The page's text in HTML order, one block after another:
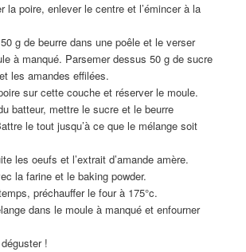
la poire, enlever le centre et l’émincer à la
g de beurre dans une poêle et le verser
à manqué. Parsemer dessus 50 g de sucre
les amandes effilées.
sur cette couche et réserver le moule.
batteur, mettre le sucre et le beurre
le tout jusqu’à ce que le mélange soit
les oeufs et l’extrait d’amande amère.
la farine et le baking powder.
préchauffer le four à 175°c.
dans le moule à manqué et enfourner
!